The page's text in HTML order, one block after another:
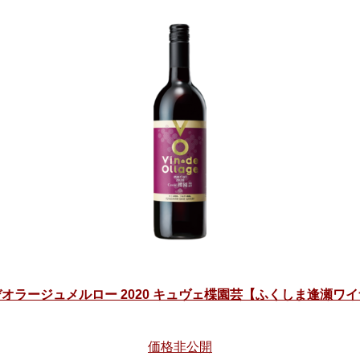
ラージュメルロー 2020 キュヴェ楪園芸【ふくしま逢瀬ワイ
価格非公開